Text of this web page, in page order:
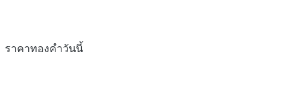
ราคาทองคำวันนี้